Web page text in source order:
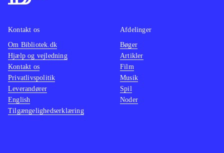
Kontakt os
Om Bibliotek.dk
Hjælp og vejledning
Kontakt os
Privatlivspolitik
Leverandører
English
Tilgængelighedserklæring
Afdelinger
Bøger
Artikler
Film
Musik
Spil
Noder